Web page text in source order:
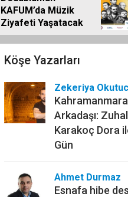
KAFUM’da Müzik
Ziyafeti Yaşatacak
Köşe Yazarları
Zekeriya
Arkadaşı: Zuhal
Karakoç Dora
Gün
Ahmet Durmaz
Esnafa hibe